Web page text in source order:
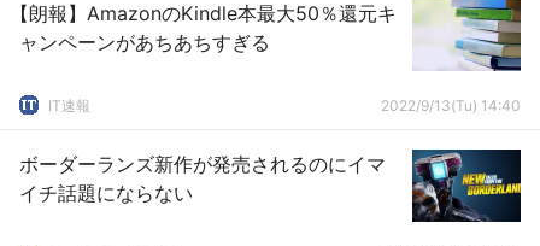
【朗報】AmazonのKindle本最大50％還元キ
ャンペーンがあちあちすぎる
IT速報 2022/9/13(Tu) 14:40
ボーダーランズ新作が発売されるのにイマ
イチ話題にならない